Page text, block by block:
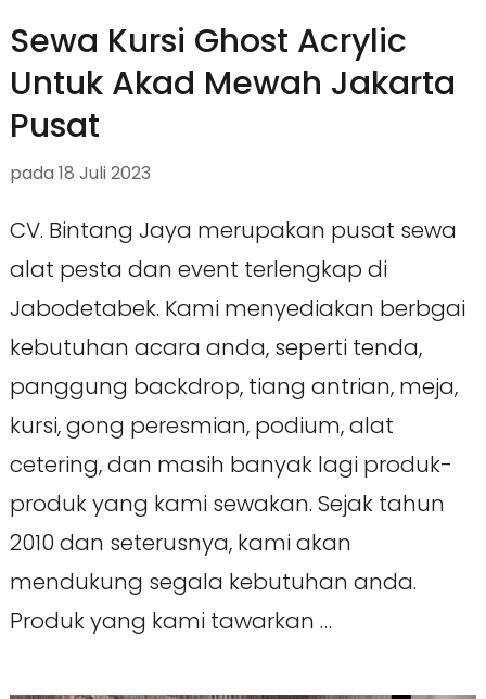
Sewa Kursi Ghost Acrylic
Untuk Akad Mewah Jakarta
Pusat
pada 18 Juli 2023
CV. Bintang Jaya merupakan pusat sewa
alat pesta dan event terlengkap di
Jabodetabek. Kami menyediakan berbgai
kebutuhan acara anda, seperti tenda,
panggung backdrop, tiang antrian, meja,
kursi, gong peresmian, podium, alat
cetering, dan masih banyak lagi produk-
produk yang kami sewakan. Sejak tahun
2010 dan seterusnya, kami akan
mendukung segala kebutuhan anda.
Produk yang kami tawarkan …